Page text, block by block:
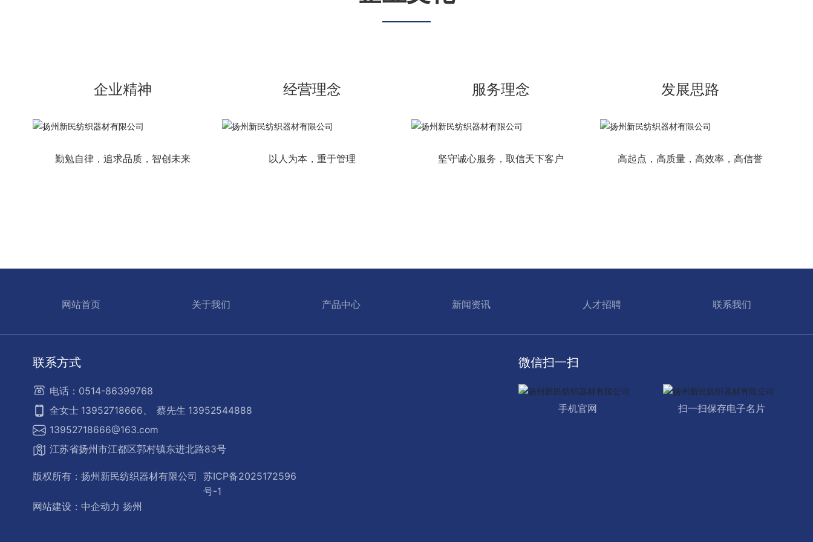
企业精神
勤勉自律，追求品质，智创未来
经营理念
以人为本，重于管理
服务理念
坚守诚心服务，取信天下客户
发展思路
高起点，高质量，高效率，高信誉
网站首页 关于我们 产品中心 新闻资讯 人才招聘 联系我们
联系方式
电话： 0514-86399768
全女士 13952718666、
蔡先生 13952544888
13952718666@163.com
江苏省扬州市江都区郭村镇东进北路83号
版权所有：扬州新民纺织器材有限公司 苏ICP备2025172596
号-1
网站建设：中企动力 扬州
微信扫一扫
手机官网 扫一扫保存电子名片